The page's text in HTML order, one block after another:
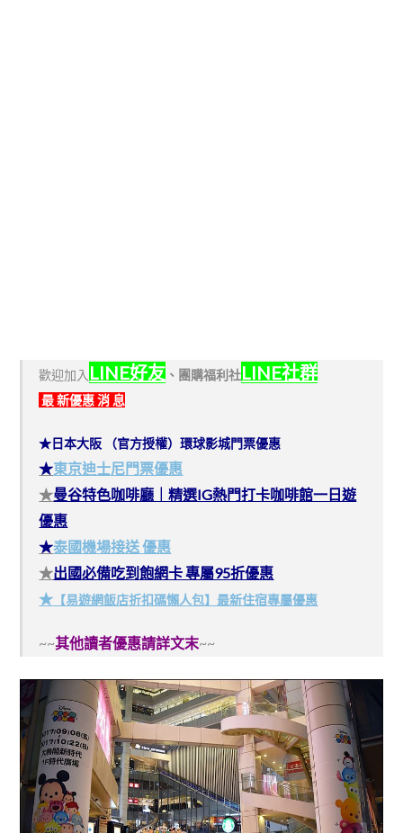
歡迎加入 LINE好友 、 團購福利社LINE社群
最 新優惠 消 息
★日本大阪 （官方授權）環球影城門票優惠
★東京迪士尼門票優惠
★曼谷特色咖啡廳｜精選IG熱門打卡咖啡館一日遊
優惠
★泰國機場接送 優惠
★出國必備吃到飽網卡 專屬95折優惠
★ 【易遊網飯店折扣碼懶人包】最新住宿專屬優惠
~~其他讀者優惠請詳文末~~